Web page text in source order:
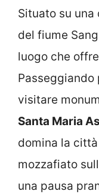
Situato su
del fiume
luogo che
visitare
Santa Maria
domina la
mozzafiato
una pausa